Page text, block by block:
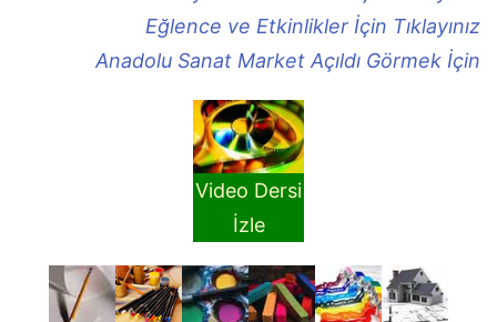
Eğlence ve Etkinlikler İçin Tıklayınız
Anadolu Sanat Market Açıldı Görmek İçin
Video Dersi
İzle